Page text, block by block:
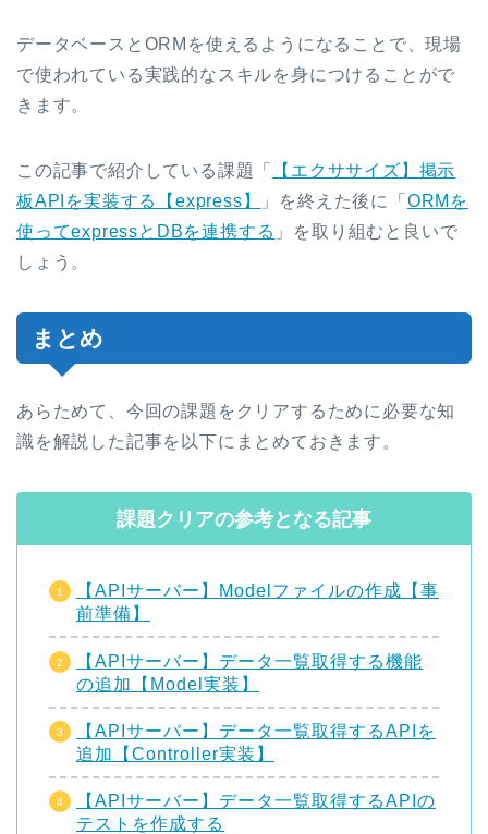
データベースとORMを使えるようになることで、現場
で使われている実践的なスキルを身につけることがで
きます。
この記事で紹介している課題「
【エクササイズ】掲示
板APIを実装する【express】
」を終えた後に「 ORMを
使ってexpressとDBを連携する 」を取り組むと良いで
しょう。
まとめ
あらためて、今回の課題をクリアするために必要な知
識を解説した記事を以下にまとめておきます。
課題クリアの参考となる記事
【APIサーバー】Modelファイルの作成【事
前準備】
【APIサーバー】データ一覧取得する機能
の追加【Model実装】
【APIサーバー】データ一覧取得するAPIを
追加【Controller実装】
【APIサーバー】データ一覧取得するAPIの
テストを作成する